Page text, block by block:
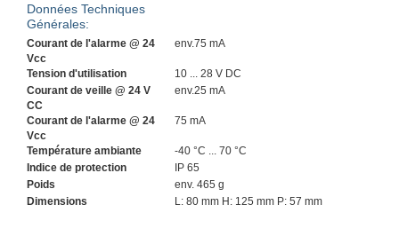
Données Techniques
Générales:
Courant de l'alarme @ 24
Vcc
env.75 mA
Tension d'utilisation
10 ... 28 V DC
Courant de veille @ 24 V
CC
env.25 mA
Courant de l'alarme @ 24
Vcc
75 mA
Température ambiante
-40 °C ... 70 °C
Indice de protection
IP 65
Poids
env. 465 g
Dimensions
L: 80 mm H: 125 mm P: 57 mm